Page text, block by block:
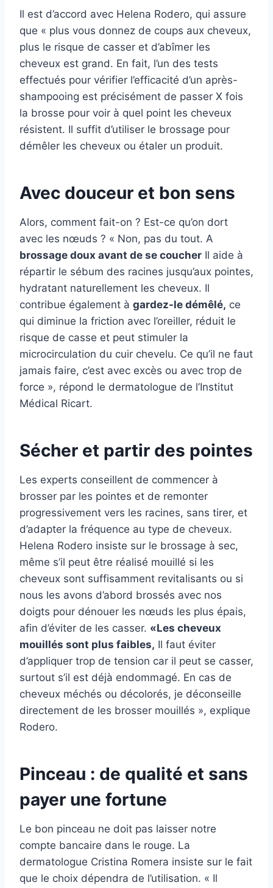
Il est d’accord avec Helena Rodero, qui assure
que « plus vous donnez de coups aux cheveux,
plus le risque de casser et d’abîmer les
cheveux est grand. En fait, l’un des tests
effectués pour vérifier l’efficacité d’un après-
shampooing est précisément de passer X fois
la brosse pour voir à quel point les cheveux
résistent. Il suffit d’utiliser le brossage pour
démêler les cheveux ou étaler un produit.
Avec douceur et bon sens
Alors, comment fait-on ? Est-ce qu’on dort
avec les nœuds ? « Non, pas du tout. A
brossage doux avant de se coucher Il aide à
répartir le sébum des racines jusqu’aux pointes,
hydratant naturellement les cheveux. Il
contribue également à gardez-le démêlé, ce
qui diminue la friction avec l’oreiller, réduit le
risque de casse et peut stimuler la
microcirculation du cuir chevelu. Ce qu’il ne faut
jamais faire, c’est avec excès ou avec trop de
force », répond le dermatologue de l’Institut
Médical Ricart.
Sécher et partir des pointes
Les experts conseillent de commencer à
brosser par les pointes et de remonter
progressivement vers les racines, sans tirer, et
d’adapter la fréquence au type de cheveux.
Helena Rodero insiste sur le brossage à sec,
même s’il peut être réalisé mouillé si les
cheveux sont suffisamment revitalisants ou si
nous les avons d’abord brossés avec nos
doigts pour dénouer les nœuds les plus épais,
afin d’éviter de les casser. «Les cheveux
mouillés sont plus faibles, Il faut éviter
d’appliquer trop de tension car il peut se casser,
surtout s’il est déjà endommagé. En cas de
cheveux méchés ou décolorés, je déconseille
directement de les brosser mouillés », explique
Rodero.
Pinceau : de qualité et sans
payer une fortune
Le bon pinceau ne doit pas laisser notre
compte bancaire dans le rouge. La
dermatologue Cristina Romera insiste sur le fait
que le choix dépendra de l’utilisation. « Il